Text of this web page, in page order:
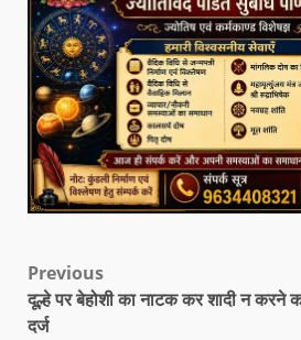
Previous
दूल्हे पर बेहोशी का नाटक कर शादी न करने
दर्ज